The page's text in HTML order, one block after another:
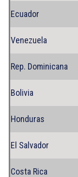
Ecuador
Venezuela
Rep. Dominicana
Bolivia
Honduras
El Salvador
Costa Rica